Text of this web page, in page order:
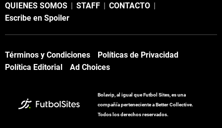
QUIENES SOMOS | STAFF | CONTACTO |
Escribe en Spoiler
Términos y Condiciones
Políticas de Privacidad
Política Editorial
Ad Choices
Bolavip, al igual que Futbol Sites, es una
compañía perteneciente a Better Collective.
Todos los derechos reservados.